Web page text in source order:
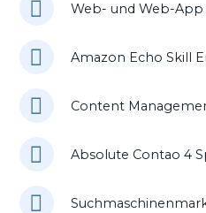
Web- und Web-
Amazon Echo Skill
Content
Absolute Contao 4